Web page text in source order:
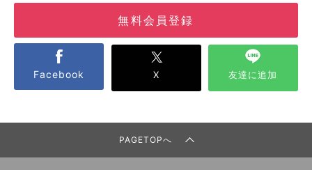
無料会員登録
Facebook X 友達に追加
PAGETOPへ